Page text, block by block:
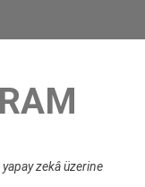
zekâ üzerine